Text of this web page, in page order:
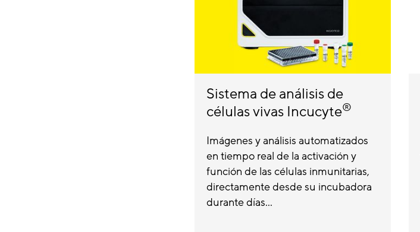
Sistema de análisis de
células vivas Incucyte®
Imágenes y análisis automatizados
en tiempo real de la activación y
función de las células inmunitarias,
directamente desde su incubadora
durante días...